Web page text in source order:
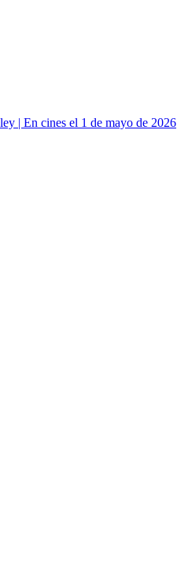
| En cines el 1 de mayo de 2026